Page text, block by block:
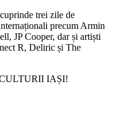
trei zile de
precum Armin
JP Cooper, dar și artiști
R, Deliric și The
IAȘI!